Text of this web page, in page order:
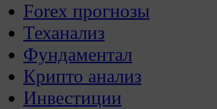
Forex прогнозы
Теханализ
Фундаментал
Крипто анализ
Инвестиции